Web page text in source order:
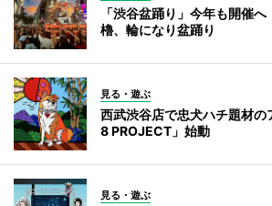
「渋谷盆踊り」今年も開催
櫓、輪になり盆踊り
見る・遊ぶ
西武渋谷店で忠犬ハチ題材
8 PROJECT」始動
見る・遊ぶ